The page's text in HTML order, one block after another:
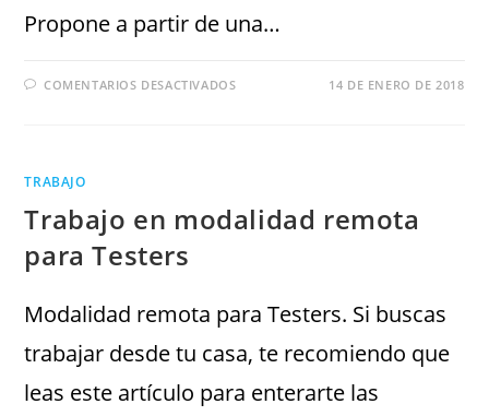
Propone a partir de una…
COMENTARIOS DESACTIVADOS 14 DE ENERO DE 2018
TRABAJO
Trabajo en modalidad remota
para Testers
Modalidad remota para Testers. Si buscas
trabajar desde tu casa, te recomiendo que
leas este artículo para enterarte las